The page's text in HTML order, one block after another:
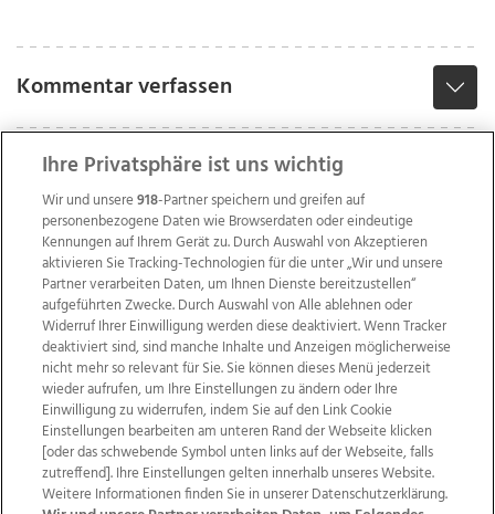
Kommentar verfassen
Wir über uns Mediadaten Kontakt
Jobs
Datenschutz
Impressum
AGB Anzeigekunden
AGB Website
Ehrenkodex Politische Werbung
Ihre Privatsphäre ist uns wichtig
Wir und unsere918-Partner speichern und greifen auf
personenbezogene Daten wie Browserdaten oder eindeutige
Kennungen auf Ihrem Gerät zu. Durch Auswahl von Akzeptieren
aktivieren Sie Tracking-Technologien für die unter „Wir und unsere
Partner verarbeiten Daten, um Ihnen Dienste bereitzustellen“
aufgeführten Zwecke. Durch Auswahl von Alle ablehnen oder
Widerruf Ihrer Einwilligung werden diese deaktiviert. Wenn Tracker
deaktiviert sind, sind manche Inhalte und Anzeigen möglicherweise
nicht mehr so relevant für Sie. Sie können dieses Menü jederzeit
wieder aufrufen, um Ihre Einstellungen zu ändern oder Ihre
Einwilligung zu widerrufen, indem Sie auf den Link Cookie
Einstellungen bearbeiten am unteren Rand der Webseite klicken
[oder das schwebende Symbol unten links auf der Webseite, falls
zutreffend]. Ihre Einstellungen gelten innerhalb unseres Website.
Weitere Informationen finden Sie in unserer Datenschutzerklärung.